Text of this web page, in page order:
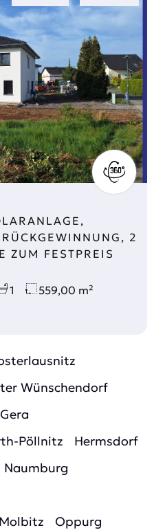
2
ZUM FESTPREIS
1
559,00 m²
Wünschendorf
Gera
Pöllnitz
Hermsdorf
Naumburg
Oppurg